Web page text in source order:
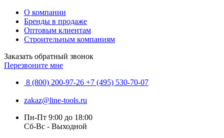
О компании
Бренды в продаже
Оптовым клиентам
Строительным компаниям
Заказать обратный звонок
Перезвоните мне
8 (800) 200-97-26 +7 (495) 530-70-07
zakaz@line-tools.ru
Пн-Пт 9:00 до 18:00
Сб-Вс - Выходной